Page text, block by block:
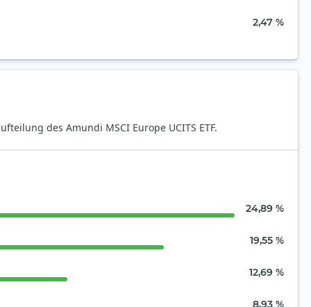
2,47 %
des Amundi MSCI Europe UCITS ETF.
24,89 %
19,55 %
12,69 %
8,93 %